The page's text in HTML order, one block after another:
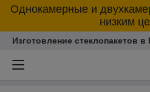
Однокамерные и
низким
Изготовление стеклопакетов